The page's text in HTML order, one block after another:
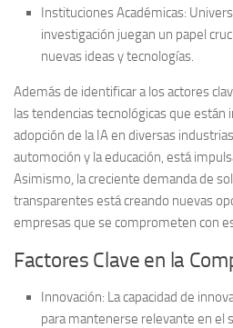
Instituciones Académicas:
investigación juegan un papel
nuevas ideas y tecnologías.
Además de identificar a los actores
lastendencias tecnológicasque están
adopción de la IA en diversas
automoción y la educación, está
Asimismo, la creciente demanda de
transparentes está creando nuevas
empresas que se comprometen con
Factores Clave en la
Innovación: La capacidad de
para mantenerse relevante en el